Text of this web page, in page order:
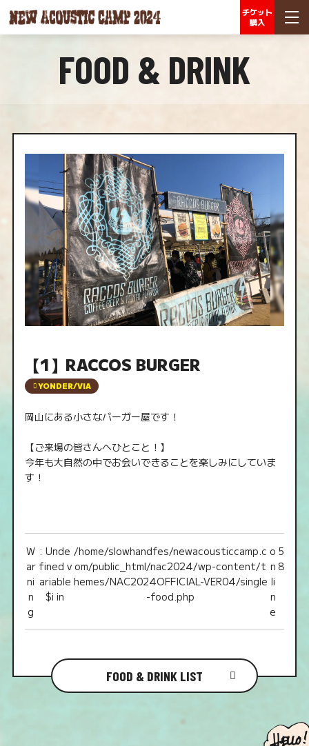
チケット
購入
FOOD & DRINK
【1】RACCOS BURGER
YONDER/VIA
岡山にある小さなバーガー屋です！
【ご来場の皆さんへひとこと！】
今年も大自然の中でお会いできることを楽しみにしていま
す！
W
ar
ni
n
g
: Unde
fined v
ariable
$i in
/home/slowhandfes/newacousticcamp.c
om/public_html/nac2024/wp-content/t
hemes/NAC2024OFFICIAL-VER04/single
-food.php
o
n
li
n
e
5
8
FOOD & DRINK LIST